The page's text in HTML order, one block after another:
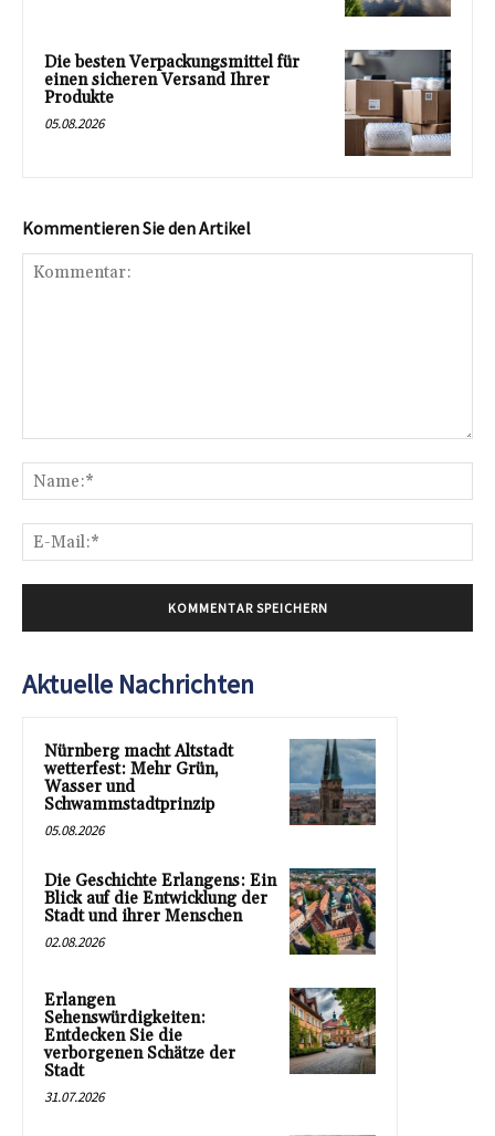
Die besten Verpackungsmittel für
einen sicheren Versand Ihrer
Produkte
05.08.2026
Kommentieren Sie den Artikel
Aktuelle Nachrichten
Nürnberg macht Altstadt
wetterfest: Mehr Grün,
Wasser und
Schwammstadtprinzip
05.08.2026
Die Geschichte Erlangens: Ein
Blick auf die Entwicklung der
Stadt und ihrer Menschen
02.08.2026
Erlangen
Sehenswürdigkeiten:
Entdecken Sie die
verborgenen Schätze der
Stadt
31.07.2026